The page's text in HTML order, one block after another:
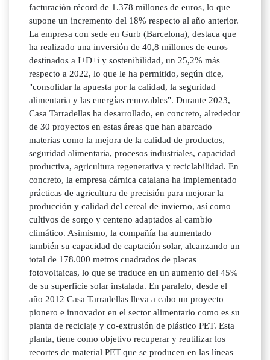
facturación récord de 1.378 millones de euros, lo que
supone un incremento del 18% respecto al año anterior.
La empresa con sede en Gurb (Barcelona), destaca que
ha realizado una inversión de 40,8 millones de euros
destinados a I+D+i y sostenibilidad, un 25,2% más
respecto a 2022, lo que le ha permitido, según dice,
"consolidar la apuesta por la calidad, la seguridad
alimentaria y las energías renovables". Durante 2023,
Casa Tarradellas ha desarrollado, en concreto, alrededor
de 30 proyectos en estas áreas que han abarcado
materias como la mejora de la calidad de productos,
seguridad alimentaria, procesos industriales, capacidad
productiva, agricultura regenerativa y reciclabilidad. En
concreto, la empresa cárnica catalana ha implementado
prácticas de agricultura de precisión para mejorar la
producción y calidad del cereal de invierno, así como
cultivos de sorgo y centeno adaptados al cambio
climático. Asimismo, la compañía ha aumentado
también su capacidad de captación solar, alcanzando un
total de 178.000 metros cuadrados de placas
fotovoltaicas, lo que se traduce en un aumento del 45%
de su superficie solar instalada. En paralelo, desde el
año 2012 Casa Tarradellas lleva a cabo un proyecto
pionero e innovador en el sector alimentario como es su
planta de reciclaje y co-extrusión de plástico PET. Esta
planta, tiene como objetivo recuperar y reutilizar los
recortes de material PET que se producen en las líneas